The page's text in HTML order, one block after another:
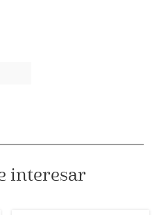
interesar